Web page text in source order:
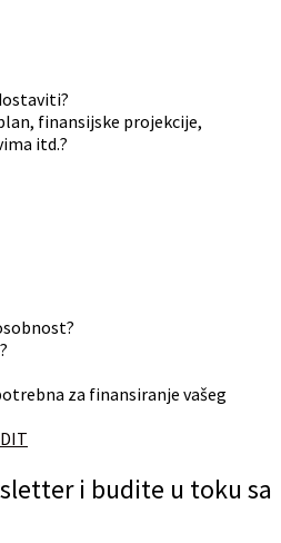
finansijske projekcije,
itd.?
za finansiranje vašeg
i budite u toku sa